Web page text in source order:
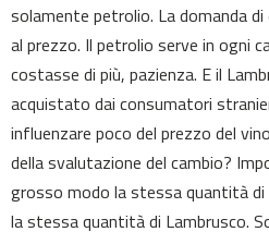
solamente petrolio. La domanda
al prezzo. Il petrolio serve in ogni
costasse di più, pazienza. E il
acquistato dai consumatori
influenzare poco del prezzo del
della svalutazione del cambio?
grosso modo la stessa quantità
la stessa quantità di Lambrusco.